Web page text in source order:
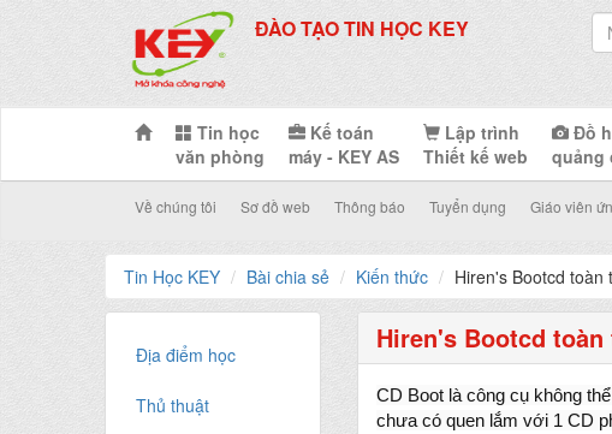
ĐÀO TẠO TIN HỌC KEY
Tin học
văn phòng
Kế toán
máy - KEY AS
Lập trình
Thiết kế web
Đồ
quảng
Về chúng tôi Sơ đồ web Thông báo Tuyển dụng Giáo viên
Tin Học KEY Bài chia sẻ Kiến thức Hiren's Bootcd toàn
Địa điểm học
Thủ thuật
Hiren's Bootcd toàn
CD Boot là công cụ không
chưa có quen lắm với 1 CD